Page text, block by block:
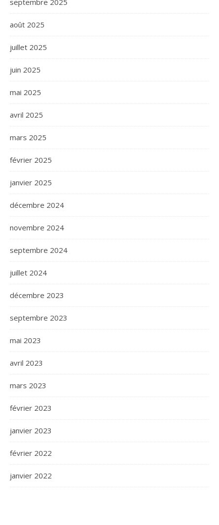
août 2025
juillet 2025
juin 2025
mai 2025
avril 2025
mars 2025
février 2025
janvier 2025
décembre 2024
novembre 2024
septembre 2024
juillet 2024
décembre 2023
septembre 2023
mai 2023
avril 2023
mars 2023
février 2023
janvier 2023
février 2022
janvier 2022